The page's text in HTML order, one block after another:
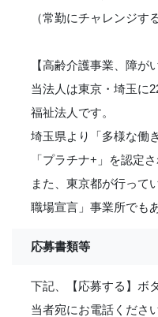
（常勤にチャレンジす
【高齢介護事業、障が
当法人は東京・埼玉に
福祉法人です。
埼玉県より「多様な働
「プラチナ+」を認定
また、東京都が行って
職場宣言」事業所でも
応募書類等
下記、【応募する】ボ
当者宛にお電話ください